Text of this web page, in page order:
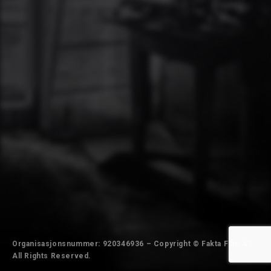
Organisasjonsnummer: 920346936 – Copyright © Fakta Film AS.
All Rights Reserved.